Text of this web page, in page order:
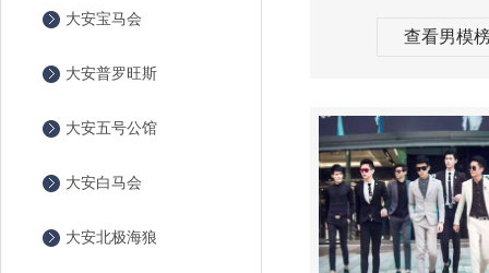
大安宝马会
大安普罗旺斯
大安五号公馆
大安白马会
大安北极海狼
查看男模